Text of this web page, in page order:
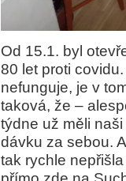
Od 15.1. byl
80 let proti
nefunguje, je v
taková, že –
týdne už měli
dávku za sebou.
tak rychle